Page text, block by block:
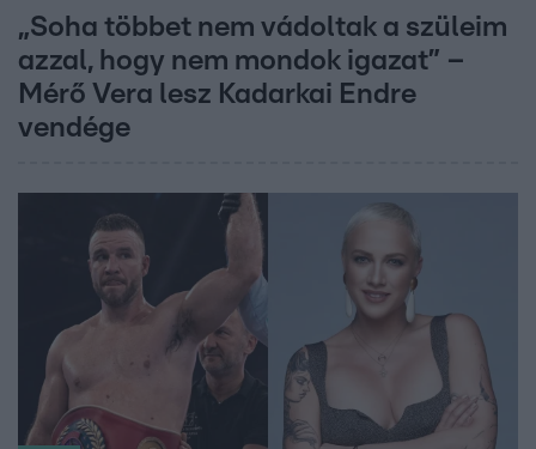
„Soha többet nem vádoltak a szüleim
azzal, hogy nem mondok igazat” –
Mérő Vera lesz Kadarkai Endre
vendége